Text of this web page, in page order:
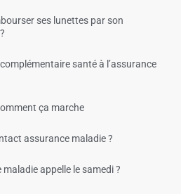
ses lunettes par son
santé à l’assurance
ça marche
assurance maladie ?
maladie appelle le samedi ?